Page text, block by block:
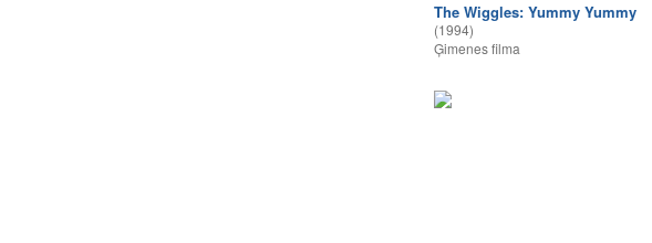
The Wiggles: Yummy Yummy
(1994)
Ģimenes filma